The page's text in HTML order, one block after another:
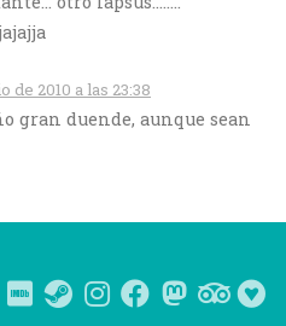
de 2010 a las 23:38
gran duende, aunque sean